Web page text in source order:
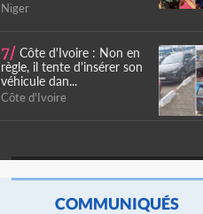
Niger
7/ Côte d'Ivoire : Non en
règle, il tente d'insérer son
véhicule dan...
Côte d'Ivoire
COMMUNIQUÉS